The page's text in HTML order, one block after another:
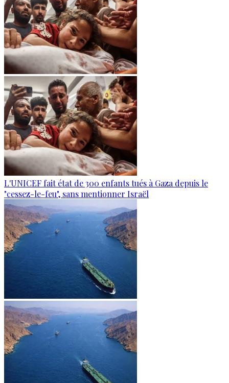
L'UNICEF fait état de 300 enfants tués à Gaza depuis le
"cessez-le-feu", sans mentionner Israël